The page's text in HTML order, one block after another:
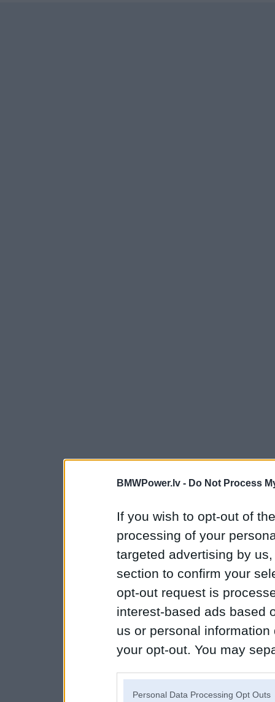
BMWPower.lv - Do Not Process
If you wish to opt-out of
processing of your
targeted advertising by
section to confirm your
opt-out request is
interest-based ads based
us or personal
your opt-out. You may
Personal Data Processing Opt Outs